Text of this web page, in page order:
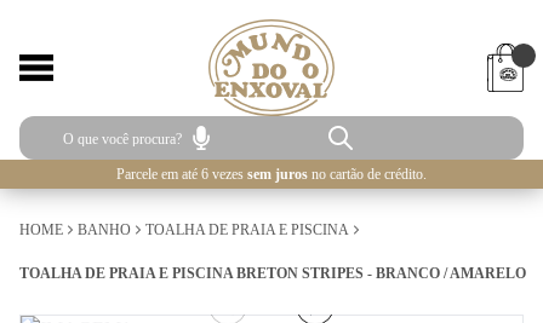
Parcele em até 6 vezes sem juros no cartão de crédito.
HOME BANHO TOALHA DE PRAIA E PISCINA
TOALHA DE PRAIA E PISCINA BRETON STRIPES - BRANCO / AMARELO